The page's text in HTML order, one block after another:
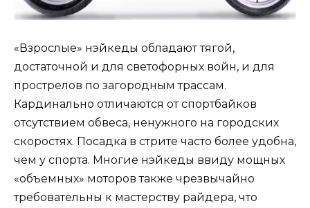
«Взрослые» нэйкеды обладают тягой,
достаточной и для светофорных войн, и для
прострелов по загородным трассам.
Кардинально отличаются от спортбайков
отсутствием обвеса, ненужного на городских
скоростях. Посадка в стрите часто более удобна,
чем у спорта. Многие нэйкеды ввиду мощных
«объемных» моторов также чрезвычайно
требовательны к мастерству райдера, что